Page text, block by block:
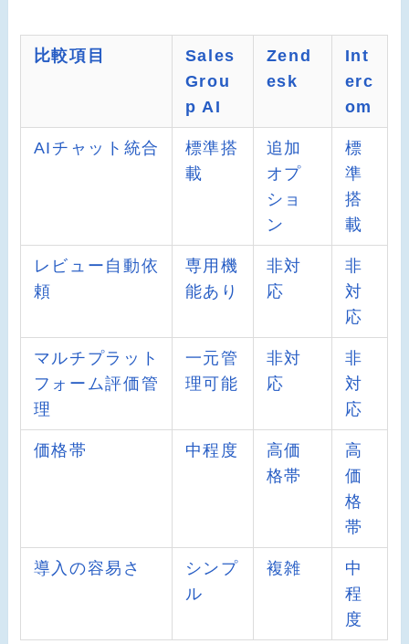
比較項目
Sales
Grou
p AI
Zend
esk
Int
erc
om
AIチャット統合
標準搭
載
追加
オプ
ショ
ン
標
準
搭
載
レビュー自動依
頼
専用機
能あり
非対
応
非
対
応
マルチプラット
フォーム評価管
理
一元管
理可能
非対
応
非
対
応
価格帯 中程度
高価
格帯
高
価
格
帯
導入の容易さ
シンプ
ル
複雑
中
程
度